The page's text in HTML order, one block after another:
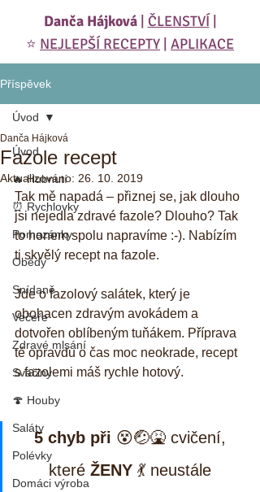
Danča Hájková| ČLENSTVÍ
⭐️ NEJLEPŠÍ RECEPTY APLIKACE
Příspěvek
Úvod
🔥 Hubnutí
⏰ Rychlovky
Pomazánky
Obědy
Snídaně
Večeře
Zdravé mlsání
Svačiny
🍄 Houby
Saláty
Polévky
Domáci výroba
Úvod
Fazole recept
Danča Hájková
Aktualizováno: 26. 10. 2019
Tak mě napadá – přiznej se, jak dlouho
jsi nejedla zdravé fazole? Dlouho? Tak
to honem spolu napravíme :-). Nabízím
ti skvělý recept na fazole.
Jde o fazolový salátek, který je
obohacen zdravým avokádem a
dotvořen oblíbeným tuňákem. Příprava
tě opravdu o čas moc neokrade, recept
s fazolemi máš rychle hotový.
5 chyb při 😵🤕🤮 cvičení,
které ŽENY 💃 neustále